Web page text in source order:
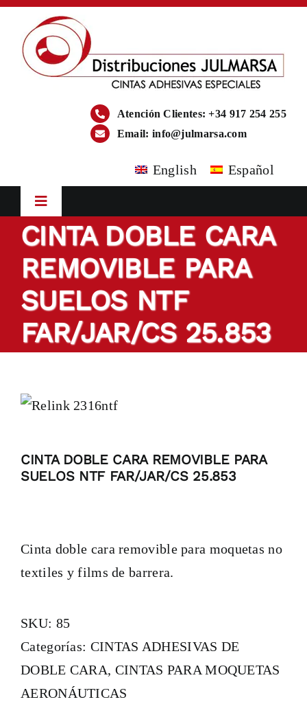
Saltar
contenido
Atención Clientes: +34 917 254 255
Email: info@julmarsa.com
English Español
Toggle
Navigation
Inicio
Productos
Localización
Contactar
CINTA DOBLE CARA
REMOVIBLE PARA
SUELOS NTF
FAR/JAR/CS 25.853
CINTA DOBLE CARA REMOVIBLE PARA
SUELOS NTF FAR/JAR/CS 25.853
Cinta doble cara removible para moquetas no
textiles y films de barrera.
SKU: 85
Categorías: CINTAS ADHESIVAS DE
DOBLE CARA, CINTAS PARA MOQUETAS
AERONÁUTICAS